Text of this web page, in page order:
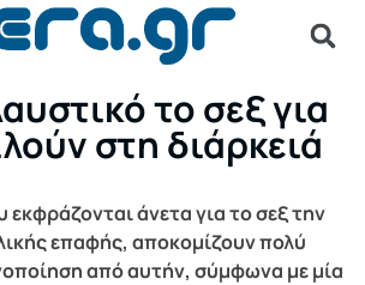
το σεξ για
στη διάρκειά
άνετα για το σεξ την
επαφής, αποκομίζουν πολύ
από αυτήν, σύμφωνα με μία